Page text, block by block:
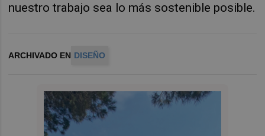
nuestro trabajo sea lo más sostenible posible.
ARCHIVADO EN DISEÑO